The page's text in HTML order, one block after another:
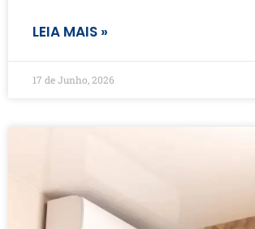
LEIA MAIS »
17 de Junho, 2026